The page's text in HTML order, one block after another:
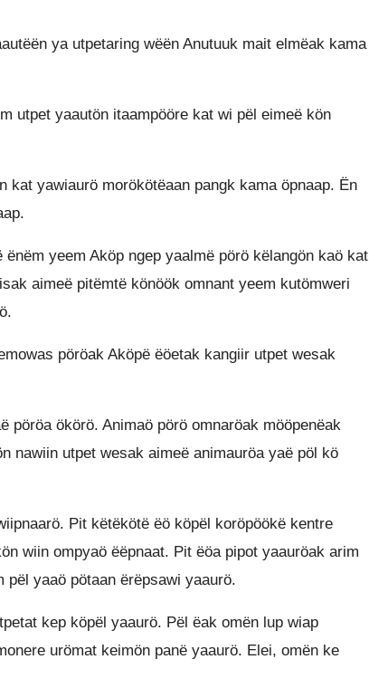
ya utpetaring wëën Anutuuk mait elmëak kama
utpet yaautön itaampööre kat wi pël eimeë kön
kat yawiaurö morökötëaan pangk kama öpnaap. Ën
yeem Aköp ngep yaalmë pörö këlangön kaö kat
aimeë pitëmtë könöök omnant yeem kutömweri
pöröak Aköpë ëöetak kangiir utpet wesak
pöröa ökörö. Animaö pörö omnaröak mööpenëak
nawiin utpet wesak aimeë animauröa yaë pöl kö
Pit këtëkötë ëö köpël koröpöökë kentre
wiin ompyaö ëëpnaat. Pit ëöa pipot yaauröak arim
yaaö pötaan ërëpsawi yaaurö.
kep köpël yaaurö. Pël ëak omën lup wiap
urömat keimön panë yaaurö. Elei, omën ke